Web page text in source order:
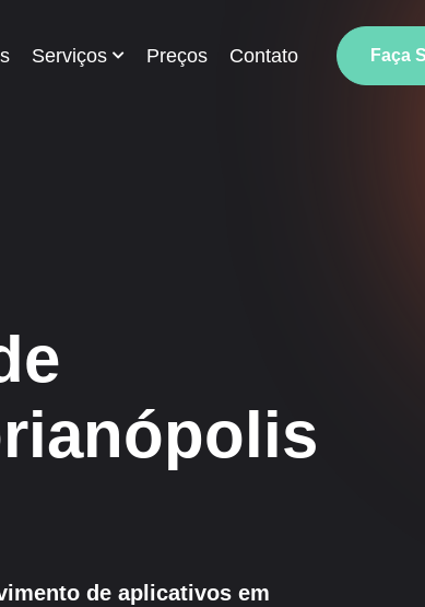
Serviços Preços Contato Faça
de aplicativos em